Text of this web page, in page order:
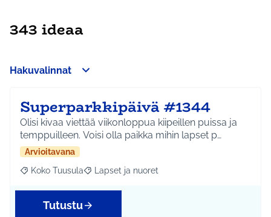
343 ideaa
Hakuvalinnat
Superparkkipäivä #1344
Olisi kivaa viettää viikonloppua kiipeillen puissa ja
temppuilleen. Voisi olla paikka mihin lapset p…
Arvioitavana
Rajaa tulokset aihepiirin mukaan: Koko Tuusula
Koko Tuusula Rajaa tulokset teeman mukaan: Lapset ja
Lapset ja nuoret
Tutustu